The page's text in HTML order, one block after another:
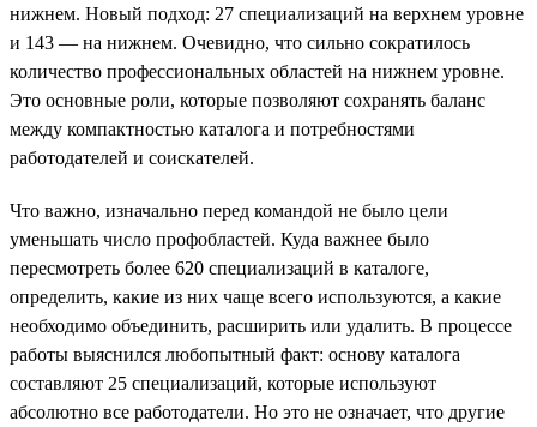
нижнем. Новый подход: 27 специализаций на верхнем уровне
и 143 — на нижнем. Очевидно, что сильно сократилось
количество профессиональных областей на нижнем уровне.
Это основные роли, которые позволяют сохранять баланс
между компактностью каталога и потребностями
работодателей и соискателей.
Что важно, изначально перед командой не было цели
уменьшать число профобластей. Куда важнее было
пересмотреть более 620 специализаций в каталоге,
определить, какие из них чаще всего используются, а какие
необходимо объединить, расширить или удалить. В процессе
работы выяснился любопытный факт: основу каталога
составляют 25 специализаций, которые используют
абсолютно все работодатели. Но это не означает, что другие